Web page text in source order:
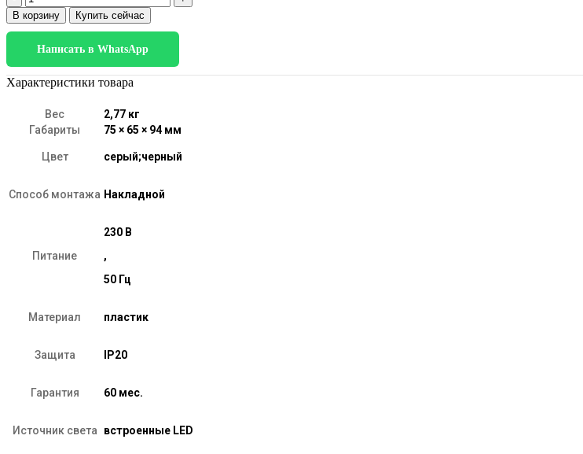
товара
25036/LED
4200K
черный
матовый/
В корзину Купить сейчас
Написать в WhatsApp
Характеристики товара
Вес
2,77 кг
Габариты
75 × 65 × 94 мм
Цвет серый;черный
Способ монтажа Накладной
Питание
230 В
,
50 Гц
Материал пластик
Защита IP20
Гарантия 60 мес.
Источник света встроенные LED